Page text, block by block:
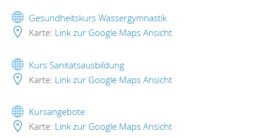
Gesundheitskurs Wassergymnastik
Karte: Link zur Google Maps Ansicht
Kurs Sanitätsausbildung
Karte: Link zur Google Maps Ansicht
Kursangebote
Karte: Link zur Google Maps Ansicht